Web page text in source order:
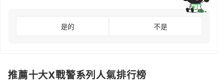
是的 不是
推薦十大X戰警系列人氣排行榜